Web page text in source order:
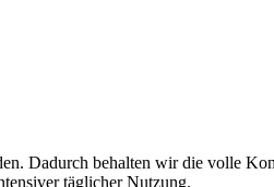
Dadurch behalten wir die volle
täglicher Nutzung.